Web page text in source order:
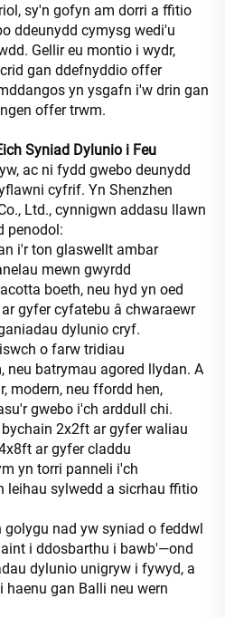
sy'n gofyn am dorri a ffitio
ddeunydd cymysg wedi'u
Gellir eu montio i wydr,
gan ddefnyddio offer
yn ysgafn i'w drin gan
offer trwm.
Syniad Dylunio i Feu
ac ni fydd gwebo deunydd
cyfrif. Yn Shenzhen
Ltd., cynnigwn addasu llawn
penodol:
i'r ton glaswellt ambar
mewn gwyrdd
boeth, neu hyd yn oed
gyfer cyfatebu â chwaraewr
dylunio cryf.
o farw tridiau
neu batrymau agored llydan. A
modern, neu ffordd hen,
gwebo i'ch arddull chi.
bychain 2x2ft ar gyfer waliau
ar gyfer claddu
yn torri panneli i'ch
leihau sylwedd a sicrhau ffitio
golygu nad yw syniad o feddwl
i ddosbarthu i bawb'—ond
dylunio unigryw i fywyd, a
gan Balli neu wern